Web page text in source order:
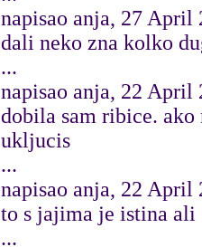
napisao anja, 27 April
dali neko zna kolko
...
napisao anja, 22 April
dobila sam ribice.
ukljucis
...
napisao anja, 22 April
to s jajima je istina ali
...